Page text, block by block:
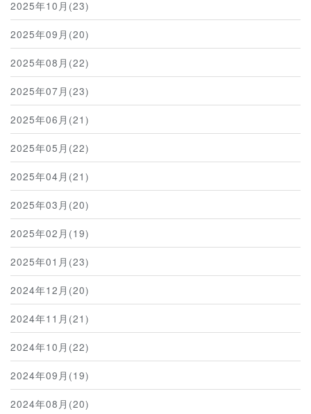
2025年10月(23)
2025年09月(20)
2025年08月(22)
2025年07月(23)
2025年06月(21)
2025年05月(22)
2025年04月(21)
2025年03月(20)
2025年02月(19)
2025年01月(23)
2024年12月(20)
2024年11月(21)
2024年10月(22)
2024年09月(19)
2024年08月(20)